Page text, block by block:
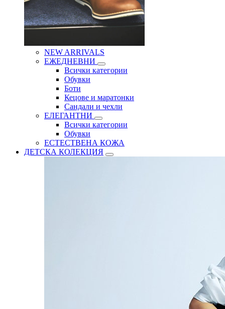
NEW ARRIVALS
ЕЖЕДНЕВНИ
Всички категории
Обувки
Боти
Кецове и маратонки
Сандали и чехли
ЕЛЕГАНТНИ
Всички категории
Обувки
ЕСТЕСТВЕНА КОЖА
ДЕТСКА КОЛЕКЦИЯ